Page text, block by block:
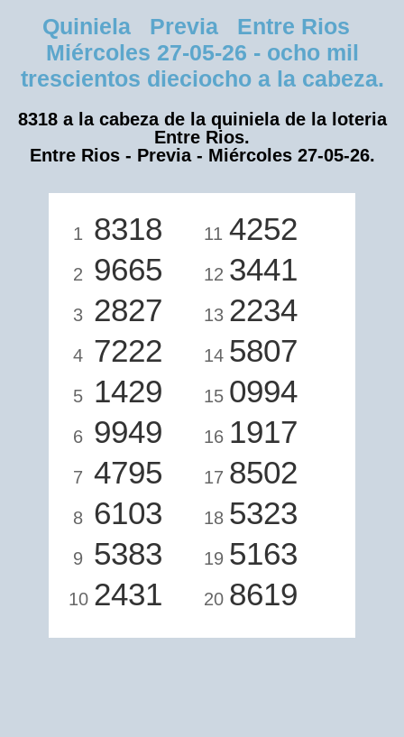
Quiniela Previa Entre Rios
Miércoles 27-05-26 - ocho mil
trescientos dieciocho a la cabeza.
8318 a la cabeza de la quiniela de la loteria
Entre Rios.
Entre Rios - Previa - Miércoles 27-05-26.
1 8318
2 9665
3 2827
4 7222
5 1429
6 9949
7 4795
8 6103
9 5383
10 2431
11 4252
12 3441
13 2234
14 5807
15 0994
16 1917
17 8502
18 5323
19 5163
20 8619